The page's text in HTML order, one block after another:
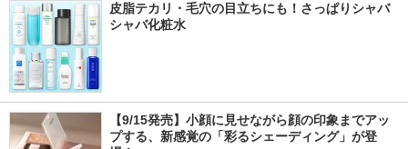
皮脂テカリ・毛穴の目立ちにも！さっぱりシャバ
シャバ化粧水
【9/15発売】小顔に見せながら顔の印象までアッ
プする、新感覚の「彩るシェーディング」が登